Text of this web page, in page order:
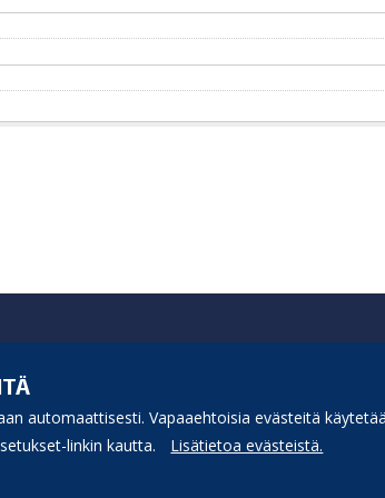
automaattisesti. Vapaaehtoisia evästeitä
linkin kautta.
Lisätietoa evästeistä.